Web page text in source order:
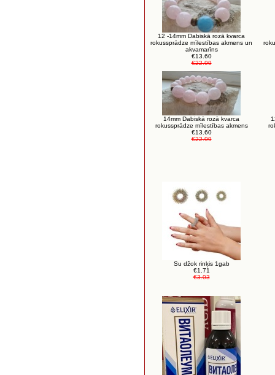
12 -14mm Dabiskā rozā kvarca
rokussprādze mīlestības akmens un
akvamarīns
€13.60
€22.99
14mm Dabiskā rozā kvarca
rokussprādze mīlestības akmens
€13.60
€22.99
Su džok rinķis 1gab
€1.71
€3.03